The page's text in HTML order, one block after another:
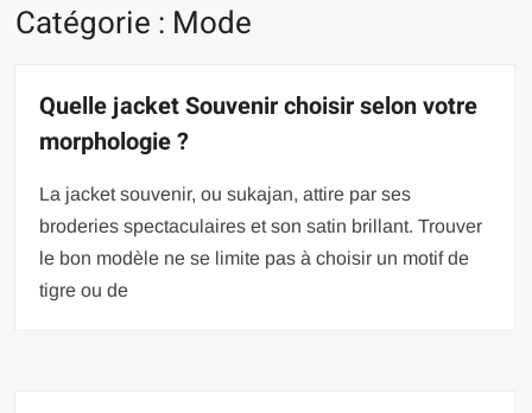
Catégorie : Mode
Quelle jacket Souvenir choisir selon votre
morphologie ?
La jacket souvenir, ou sukajan, attire par ses
broderies spectaculaires et son satin brillant. Trouver
le bon modèle ne se limite pas à choisir un motif de
tigre ou de